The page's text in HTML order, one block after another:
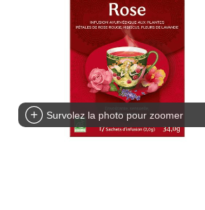
Survolez la photo pour zoomer